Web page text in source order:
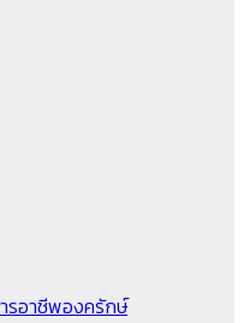
รอาชีพองครักษ์